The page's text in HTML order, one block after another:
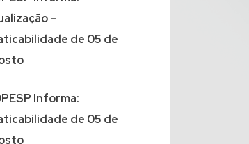
–
de 05 de
Informa:
de 05 de